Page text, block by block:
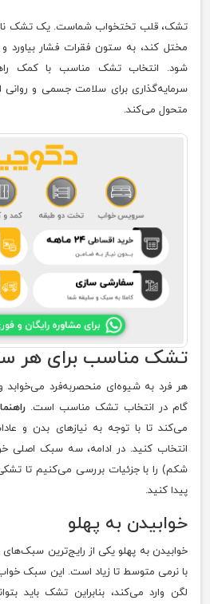
تشک، قلب تختخواب شماست. یک تشک
مختل کند، به ستون فقرات فشار
شود. انتخاب تشک مناسب با کمک
سرمایه‌گذاری برای سلامت جسمی و
متحول می‌کند.
تشک مناسب برای هر
هر فرد به شیوه‌ای منحصربه‌فرد
گام در انتخاب تشک مناسب است.
می‌کند تا با توجه به نیازهای بدن و
انتخاب کنید. در ادامه، سه سبک اصلی
شکم) را با جزئیات بررسی می‌کنیم تا
پیدا کنید.
خوابیدن به پهلو
خوابیدن به پهلو یکی از رایج‌ترین
با نرمی متوسط تا زیاد است. این سبک
لگن وارد می‌کند، بنابراین تشک باید